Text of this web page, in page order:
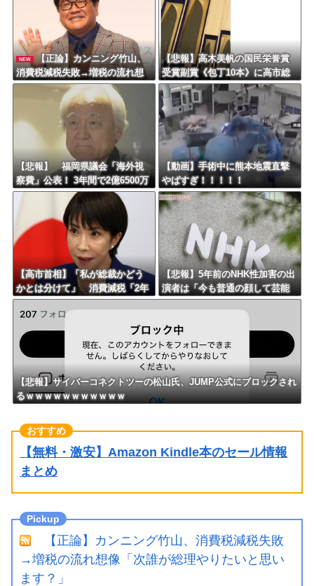
け黙り込む
NEW
【正論】カンニング竹山、
消費税減税失敗→増税の流れ想
像「次誰が総理やりたいと思い
【悲報】高木美帆の国民栄誉賞
受賞副賞《包丁10本》に高市総
理の名前も刻印ｗｗｗｗｗｗｗ
ｗｗ
【悲報】 福岡県議会「海外視
察費」公表！ 3年間で2億6500万
円ｗｗｗｗｗｗｗｗｗ
【動画】手術中に熊本地震直撃
やばすぎ！！！！！
【高市首相】「私が総裁かどう
かとは分けて」 消費減税「2年
後に私の責任で戻す」発言を説
明
【悲報】5年前のNHK性加害の出
演者は「今も普通の顔して芸能
活動してる」ネット「受信料を
取るくらいなら詳細を伝えよ」
【悲報】サイバーコネクトツーの松山氏、JUMP公式にブロックされ
るｗｗｗｗｗｗｗｗｗｗｗ
【無料・激安】Amazon Kindle本のセール情報
まとめ
【正論】カンニング竹山、消費税減税失敗
→増税の流れ想像「次誰が総理やりたいと思い
ます？」